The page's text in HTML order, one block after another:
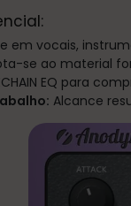
em vocais,
se ao material
EQ para
Alcance